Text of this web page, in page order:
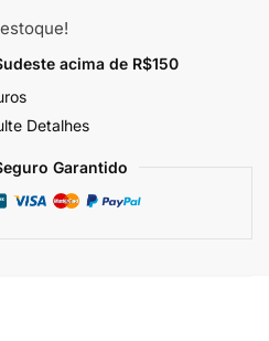
acima de R$150
Detalhes
Garantido